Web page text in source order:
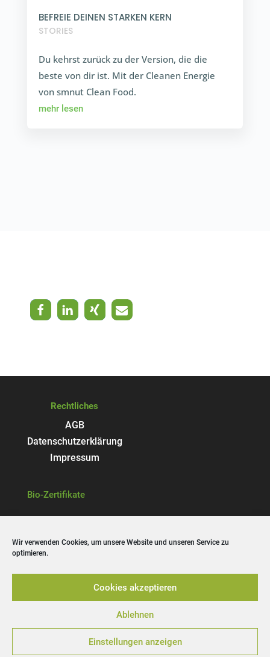
Wir verwenden Cookies, um unsere Website und unseren Service zu
optimieren.
Cookies akzeptieren
Ablehnen
Einstellungen anzeigen
BEFREIE DEINEN STARKEN KERN
STORIES
Du kehrst zurück zu der Version, die die
beste von dir ist. Mit der Cleanen Energie
von smnut Clean Food.
mehr lesen
Rechtliches
AGB
Datenschutzerklärung
Impressum
Bio-Zertifikate